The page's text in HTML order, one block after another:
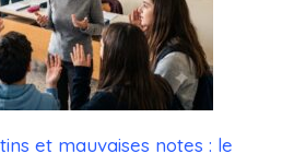
et mauvaises notes : le